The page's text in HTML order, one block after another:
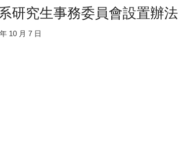
研究生事務委員會設置辦法
10 月 7 日